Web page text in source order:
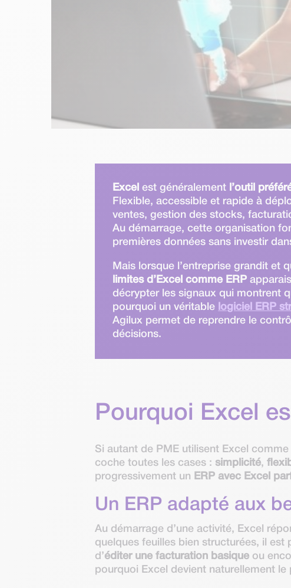
Excel est généralement l’outil
Flexible, accessible et rapide à
ventes, gestion des stocks,
Au démarrage, cette organisation
premières données sans investir
Mais lorsque l’entreprise grandit et
limites d’Excel comme ERP
décrypter les signaux qui montrent
pourquoi un véritable
logiciel ERP
Agilux permet de reprendre le
décisions.
Pourquoi Excel
Si autant de PME utilisent Excel
coche toutes les cases : simplicité,
progressivement un
ERP avec Excel
Un ERP adapté aux
Au démarrage d’une activité, Excel
quelques feuilles bien structurées, il est
d’éditer une facturation basique ou
pourquoi Excel devient naturellement